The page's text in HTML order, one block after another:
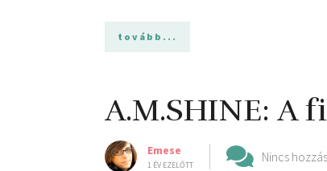
tovább...
A.M.SHINE: A
Emese
1 ÉV EZELŐTT
Nincs